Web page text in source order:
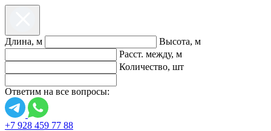
Длина, м
Высота, м
Расст. между, м
Количество, шт
Ответим на все вопросы:
+7 928 459 77 88